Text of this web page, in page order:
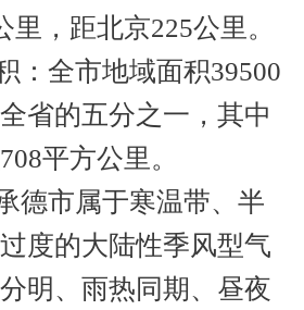
里，距北京225公里。
全市地域面积39500
省的五分之一，其中
平方公里。
市属于寒温带、半
度的大陆性季风型气
明、雨热同期、昼夜